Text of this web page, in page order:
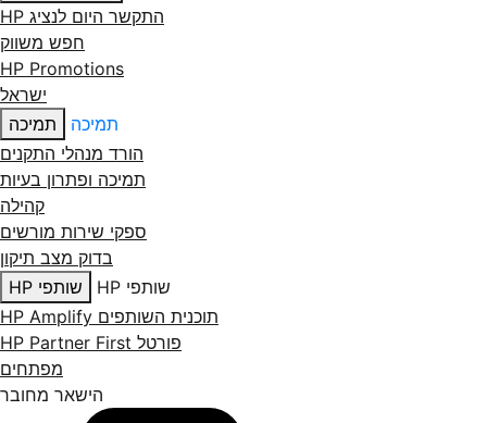
התקשר היום לנציג HP
חפש משווק
HP Promotions
ישראל
תמיכה
תמיכה
הורד מנהלי התקנים
תמיכה ופתרון בעיות
קהילה
ספקי שירות מורשים
בדוק מצב תיקון
שותפי HP
שותפי HP
תוכנית השותפים HP Amplify
פורטל HP Partner First
מפתחים
הישאר מחובר